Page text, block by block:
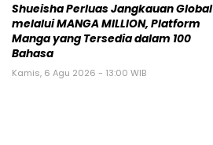
Shueisha Perluas Jangkauan Global
melalui MANGA MILLION, Platform
Manga yang Tersedia dalam 100
Bahasa
Kamis, 6 Agu 2026 - 13:00 WIB